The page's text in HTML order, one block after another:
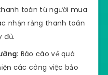
toán từ người mua
nhận rằng thanh toán
đủ.
: Báo cáo về quá
các công việc bảo